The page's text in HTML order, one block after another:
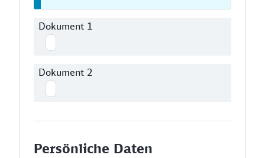
Dokument 1
Dokument 2
Persönliche Daten